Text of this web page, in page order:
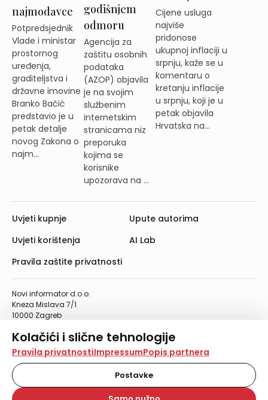
Kolačići i slične tehnologije
Na našoj web stranici koristimo kolačiće i slične
tehnologije za pohranu, čitanje i obradu informacija na
vašem uređaju. Time poboljšavamo korisničko iskustvo,
analiziramo promet na stranici te prikazujemo sadržaje i
oglase koji vas zanimaju. Korisnički profili mogu se kreirati
Pravila privatnostiImpressumPopis partnera
Postavke
najmodavce
Potpredsjednik
Vlade i ministar
prostornog
uređenja,
graditeljstva i
državne imovine
Branko Bačić
predstavio je u
petak detalje
novog Zakona o
najm...
godišnjem
odmoru
Agencija za
zaštitu osobnih
podataka
(AZOP) objavila
je na svojim
službenim
internetskim
stranicama niz
preporuka
kojima se
korisnike
upozorava na ...
Cijene usluga
najviše
pridonose
ukupnoj inflaciji u
srpnju, kaže se u
komentaru o
kretanju inflacije
u srpnju, koji je u
petak objavila
Hrvatska na...
Novi informator d.o.o.
Kneza Mislava 7/1
10000 Zagreb
Telefaks: 01/4612-553
info@informator.hr
PRATITE NAS:
Uvjeti kupnje
Uvjeti korištenja
Pravila zaštite privatnosti
Upute autorima
AI Lab